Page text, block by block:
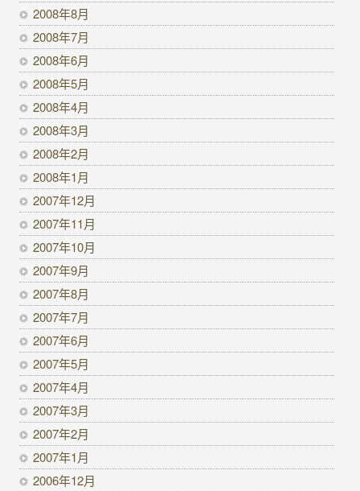
2008年8月
2008年7月
2008年6月
2008年5月
2008年4月
2008年3月
2008年2月
2008年1月
2007年12月
2007年11月
2007年10月
2007年9月
2007年8月
2007年7月
2007年6月
2007年5月
2007年4月
2007年3月
2007年2月
2007年1月
2006年12月